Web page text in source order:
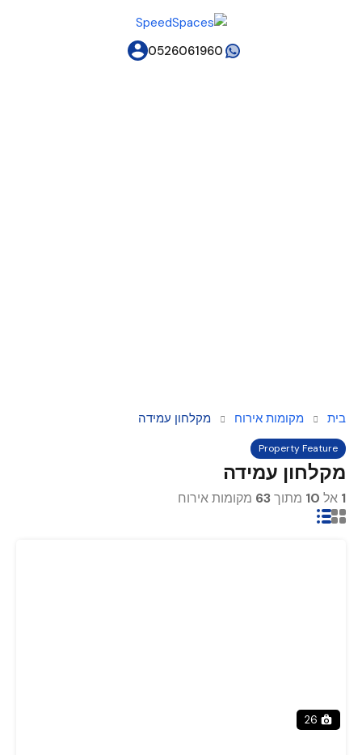
0526061960
בית מקומות אירוח מקלחון עמידה
Property Feature
מקלחון עמידה
1 אל 10 מתוך63 מקומות אירוח
26